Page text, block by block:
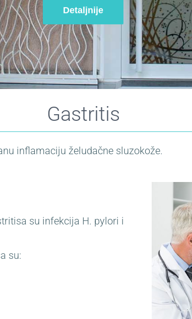
Detaljnije
Gastritis
inflamaciju želudačne sluzokože.
su infekcija H. pylori i
su: